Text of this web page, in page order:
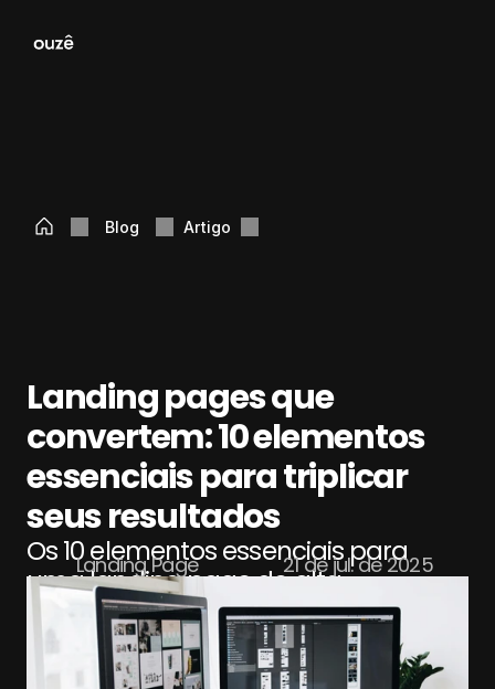
Blog Artigo
Landing pages que
convertem: 10 elementos
essenciais para triplicar
seus resultados
Os 10 elementos essenciais para
uma landing page de alta
conversão: proposta de valor, prova
social, CTA, SEO e performance.
Aplique agora.
Landing Page 21 de jul. de 2025